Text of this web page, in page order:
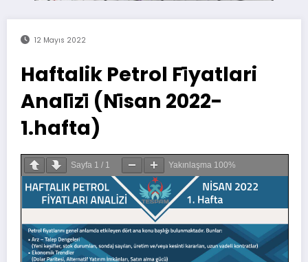
12 Mayıs 2022
Haftalik Petrol Fi̇yatlari
Anali̇zi̇ (Ni̇san 2022-
1.hafta)
Sayfa 1 / 1 Yakınlaşma 100%